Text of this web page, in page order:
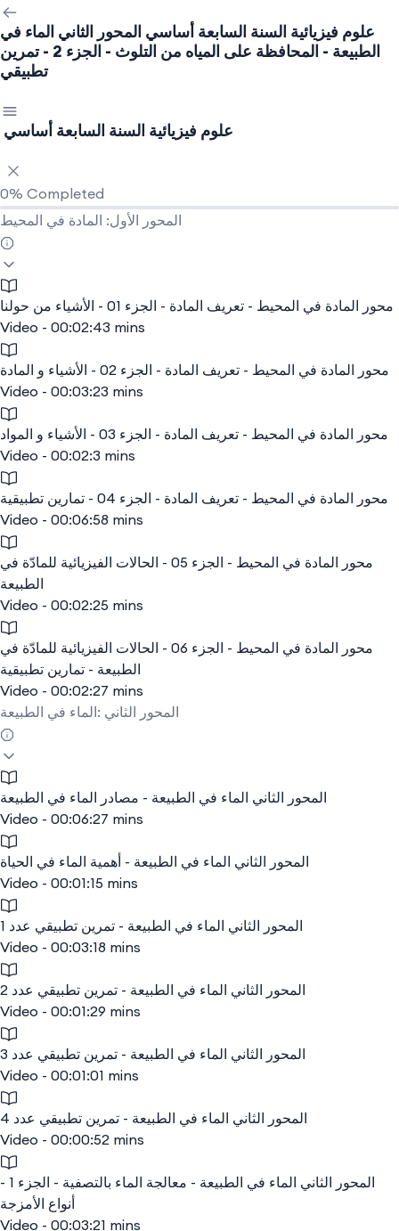
علوم فيزيائية السنة السابعة أساسي المحور الثاني الماء في
الطبيعة - المحافظة على المياه من التلوث - الجزء 2 - تمرين
تطبيقي
علوم فيزيائية السنة السابعة أساسي
0% Completed
المحور الأول: المادة في المحيط
محور المادة في المحيط - تعريف المادة - الجزء 01 - الأشياء من حولنا
Video - 00:02:43 mins
محور المادة في المحيط - تعريف المادة - الجزء 02 - الأشياء و المادة
Video - 00:03:23 mins
محور المادة في المحيط - تعريف المادة - الجزء 03 - الأشياء و المواد
Video - 00:02:3 mins
محور المادة في المحيط - تعريف المادة - الجزء 04 - تمارين تطبيقية
Video - 00:06:58 mins
محور المادة في المحيط - الجزء 05 - الحالات الفيزيائية للمادّة في
الطبيعة
Video - 00:02:25 mins
محور المادة في المحيط - الجزء 06 - الحالات الفيزيائية للمادّة في
الطبيعة - تمارين تطبيقية
Video - 00:02:27 mins
المحور الثاني :الماء في الطبيعة
المحور الثاني الماء في الطبيعة - مصادر الماء في الطبيعة
Video - 00:06:27 mins
المحور الثاني الماء في الطبيعة - أهمية الماء في الحياة
Video - 00:01:15 mins
المحور الثاني الماء في الطبيعة - تمرين تطبيقي عدد 1
Video - 00:03:18 mins
المحور الثاني الماء في الطبيعة - تمرين تطبيقي عدد 2
Video - 00:01:29 mins
المحور الثاني الماء في الطبيعة - تمرين تطبيقي عدد 3
Video - 00:01:01 mins
المحور الثاني الماء في الطبيعة - تمرين تطبيقي عدد 4
Video - 00:00:52 mins
المحور الثاني الماء في الطبيعة - معالجة الماء بالتصفية - الجزء 1 -
أنواع الأمزجة
Video - 00:03:21 mins